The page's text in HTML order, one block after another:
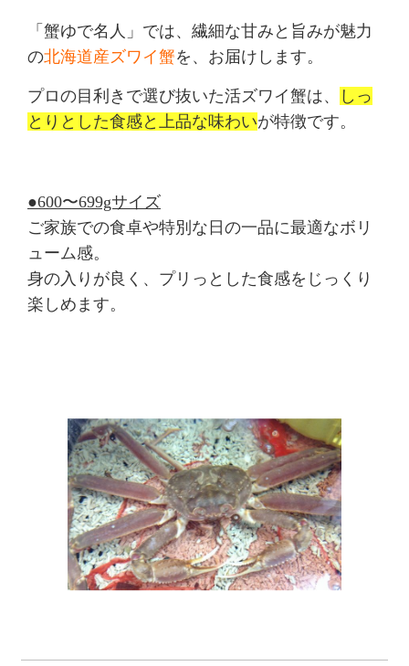
「 蟹ゆで名人」では、繊細な甘みと旨みが魅力
の北海道産ズワイ蟹を、お届けします。
プロの目利きで選び抜いた活ズワイ蟹は、
しっ
とりとした食感と上品な味わいが特徴です。
●600〜699gサイズ
ご家族での食卓や特別な日の一品に最適なボリ
ューム感。
身の入りが良く、プリっとした食感をじっくり
楽しめます。